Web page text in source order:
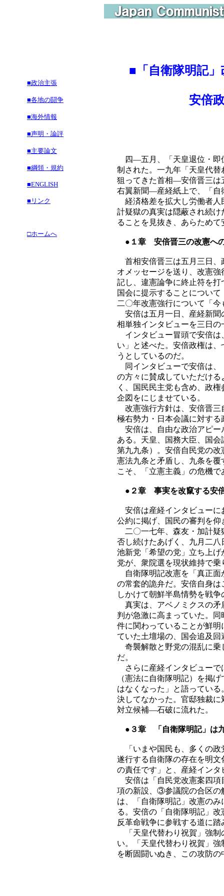
■政治主張
■各地の闘争
■海外情報
■声明・論評
■主要論文
■綱領・規約
■ENGLISH
■リンク
□ホームへ
■ 「自衛隊明記
安倍政権を
四―五月、「天皇退位・即
制された。一九年「天皇代
狙ってきた首相―安倍晋三は
右翼新聞―産経紙上で、「自
経済格差を拡大し労働者人
計疑獄の真実は隠蔽され続
ることを見抜き、あらため
●１章 安倍晋三の改憲へ
首相安倍晋三は五月三日、
オメッセージを送り、改憲
記し、違憲論争に終止符を
国会に提示することについ
二〇年改憲強行について「
安倍は五月一日、産経新聞
相単独インタビューを三日
インタビュー冒頭で安倍は
い」と述べた。安倍政権は
うとしているのだ。
同インタビューで安倍は、
の方々に賛成していただけ
く、国民民主党も含め、政
企図をにじませている。
改憲強行方針は、安倍晋三
極右勢力・日本会議に対す
安倍は、自由な政治アピー
ある。天皇、国務大臣、国
第九九条）。安倍自民党の
憲法九条と矛盾し、九条を
こそ、「立憲主義」の危機で
●２章 事実を改竄する安
安倍は産経インタビューに
公約に掲げ、国民の審判を
二〇一七年、森友・加計疑
否し続けたあげく、九月二
池新党「希望の党」立ち上
党が、衆院選を現状維持で
自衛隊明記改憲を「真正面
の常套的詭弁だ。安倍自身
しかけて朝鮮半島情勢を戦
真実は、アベノミクスの矛
判が急激に高まっていた。
件に関わっていることが鮮
ていた土壇場の、国会追及回
奇襲解散と野党の混乱に乗
だ。
さらに産経インタビューで
（憲法に自衛隊明記）を掲
はなくなった」と語ってい
決してなかった。官邸独裁
対立候補―石破に流れた。
●３章 「自衛隊明記」は
「いまや国民も、多くの政
遂行する自衛隊の存在を明
の責任です」と、産経イン
安倍は「自民党改憲案四
項の新設、③参議院の合区の
は、「自衛隊明記」改憲の
る。安倍の「自衛隊明記」
反革命戦争に参戦する道に踏
「天皇代替わり祝賀」強制
い。「天皇代替わり祝賀」
を断固闘いぬき、この攻防